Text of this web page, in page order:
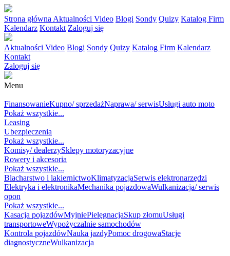
Strona główna Aktualności Video Blogi Sondy Quizy Katalog Firm
Kalendarz Kontakt Zaloguj się
Aktualności Video Blogi Sondy Quizy Katalog Firm Kalendarz
Kontakt
Zaloguj się
Menu
FinansowanieKupno/ sprzedażNaprawa/ serwisUsługi auto moto
Pokaż wszystkie...
Leasing
Ubezpieczenia
Pokaż wszystkie...
Komisy/ dealerzySklepy motoryzacyjne
Rowery i akcesoria
Pokaż wszystkie...
Blacharstwo i lakiernictwoKlimatyzacjaSerwis elektronarzędzi
Elektryka i elektronikaMechanika pojazdowaWulkanizacja/ serwis
opon
Pokaż wszystkie...
Kasacja pojazdówMyjniePielęgnacjaSkup złomuUsługi
transportoweWypożyczalnie samochodów
Kontrola pojazdówNauka jazdyPomoc drogowaStacje
diagnostyczneWulkanizacja